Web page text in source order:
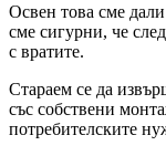
Освен това сме
сме сигурни, че
с вратите.
Стараем се да
със собствени
потребителските